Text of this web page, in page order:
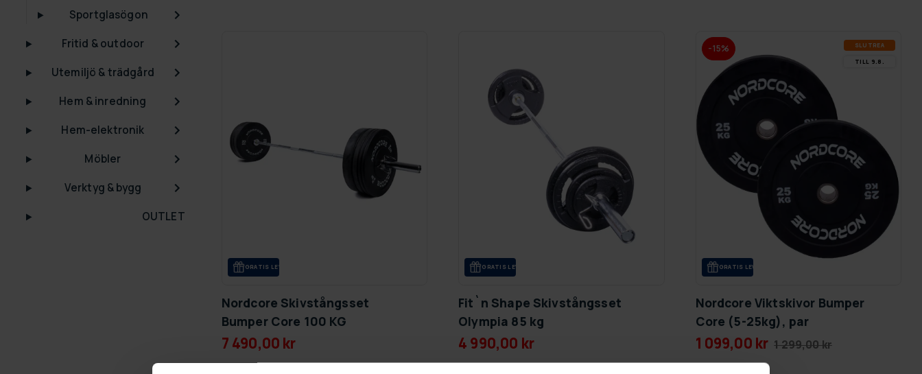
Sportglasögon
Fritid & outdoor
Utemiljö & trädgård
Hem & inredning
Hem-elektronik
Möbler
Verktyg & bygg
OUTLET
GRA­TIS LE­VE­RANS
Nordcore Skivstångsset
Bumper Core 100 KG
7 490,00 kr
GRA­TIS LE­VE­RANS
Fit`n Shape Skivstångsset
Olympia 85 kg
4 990,00 kr
-15% SLUT­REA
TILL 9.8.
GRA­TIS LE­VE­RANS
Nordcore Viktskivor Bumper
Core (5-25kg), par
1 099,00 kr 1 299,00 kr